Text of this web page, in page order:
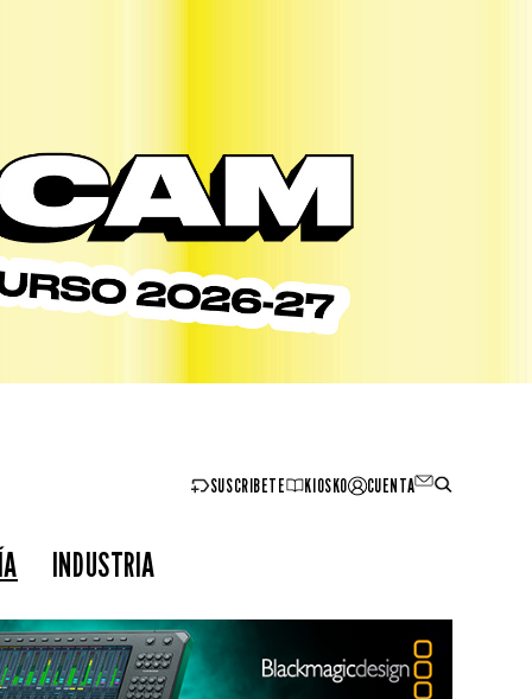
SUSCRIBETE KIOSKO CUENTA
INDUSTRIA